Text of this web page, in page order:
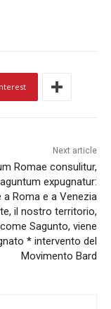
Next article
Romae consulitur,
expugnatur:
a Roma e a Venezia
il nostro territorio,
come Sagunto, viene
* intervento del
Movimento Bard